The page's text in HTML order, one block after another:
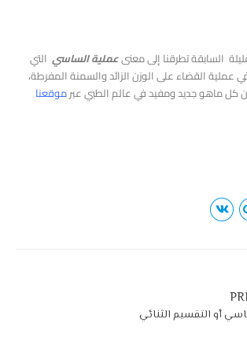
السابقة تطرقنا إلى معنىعملية الساسي التي
عملية القضاء على الوزن الزائد والسمنة المفرطة،
كل ماهو جديد ومفيد في عالم الطبي عبرموقعنا
أو التقسيم الثنائي